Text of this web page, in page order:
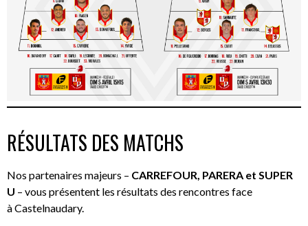
RÉSULTATS DES MATCHS
Nos partenaires majeurs – CARREFOUR, PARERA et SUPER
U – vous présentent les résultats des rencontres face
à Castelnaudary.